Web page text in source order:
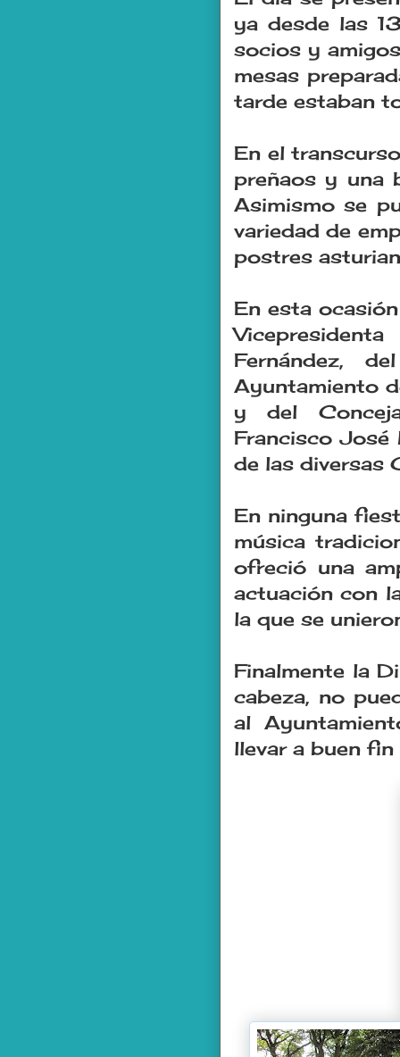
ya desde las
socios y
mesas
tarde estaban
En el
preñaos y una
Asimismo se
variedad de
postres
En esta
Fernández,
Ayuntamiento
y del
Francisco José
de las diversas
En ninguna
música
ofreció una
actuación con
la que se
Finalmente la
cabeza, no
al
llevar a buen